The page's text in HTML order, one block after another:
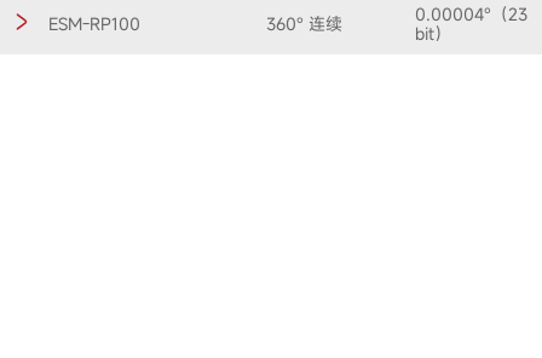
ESM-RP100 360° 连续
0.00004°（23
bit）